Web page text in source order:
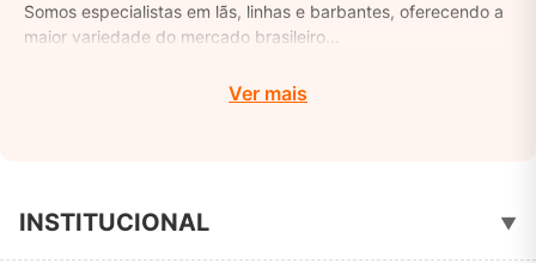
Somos especialistas em lãs, linhas e barbantes, oferecendo a
maior variedade do mercado brasileiro...
Ver mais
INSTITUCIONAL ▼